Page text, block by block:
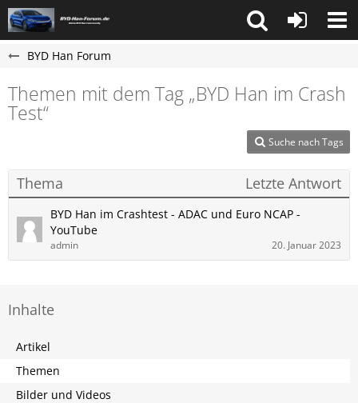
BYD Han Forum
Themen mit dem Tag „BYD Han im Crash
Test“
Suche nach Tags
Thema Letzte Antwort
BYD Han im Crashtest - ADAC und Euro NCAP -
YouTube
admin 20. Januar 2023
Inhalte
Artikel
Themen
Bilder und Videos